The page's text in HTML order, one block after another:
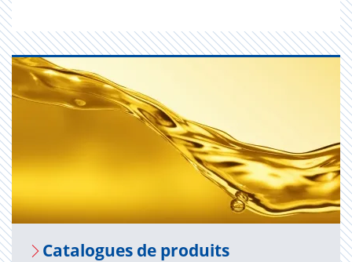
Cata­logues de pro­duits